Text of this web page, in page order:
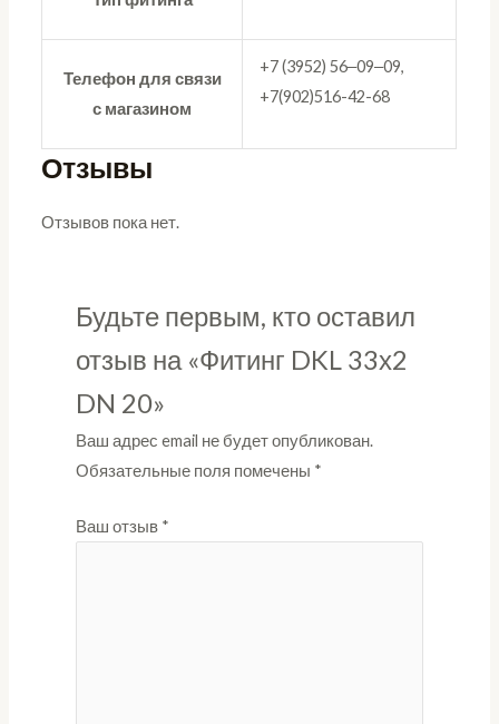
Телефон для связи
с магазином
+7 (3952) 56‒09‒09,
+7(902)516-42-68
Отзывы
Отзывов пока нет.
Будьте первым, кто оставил
отзыв на «Фитинг DKL 33х2
DN 20»
Ваш адрес email не будет опубликован.
Обязательные поля помечены *
Ваш отзыв *